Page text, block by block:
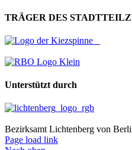
TRÄGER DES
Unterstützt durch
Bezirksamt Lichtenberg von
Page load link